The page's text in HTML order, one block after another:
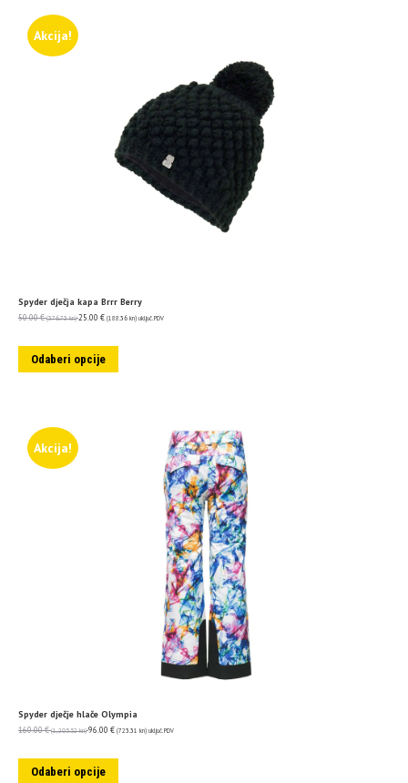
Akcija!
Spyder dječja kapa Brrr Berry
50.00€ (376.73 kn) 25.00 € (188.36 kn) uključ. PDV
Odaberi opcije
Akcija!
Spyder dječje hlače Olympia
160.00€ (1,205.52 kn) 96.00 € (723.31 kn) uključ. PDV
Odaberi opcije